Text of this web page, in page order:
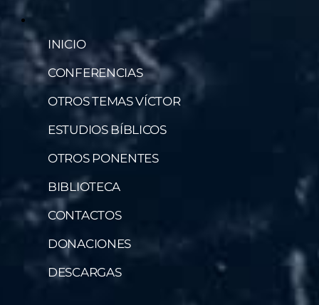
INICIO
CONFERENCIAS
OTROS TEMAS VÍCTOR
ESTUDIOS BÍBLICOS
OTROS PONENTES
BIBLIOTECA
CONTACTOS
DONACIONES
DESCARGAS